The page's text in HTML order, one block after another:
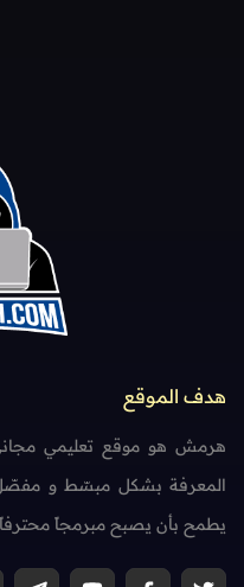
هدف الموقع
هرمش هو موقع تعليمي مجاني
المعرفة بشكل مبسّط و
يطمح بأن يصبح مبرمجاً محترفاً